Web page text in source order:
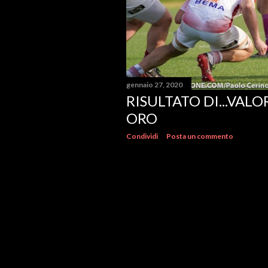
gennaio 27, 2020
RISULTATO
ORO
Condividi Posta un commento